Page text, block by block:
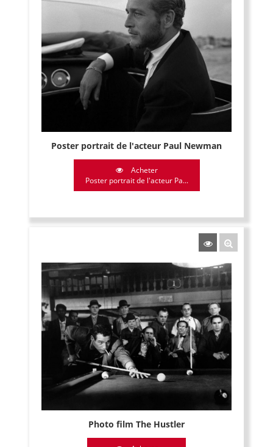
Poster portrait de l'acteur Paul Newman
Acheter
Poster portrait de l'acteur Pa...
Photo film The Hustler